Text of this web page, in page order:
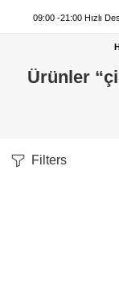
09:00 -21:00 Hızlı
Ürünler
Filters